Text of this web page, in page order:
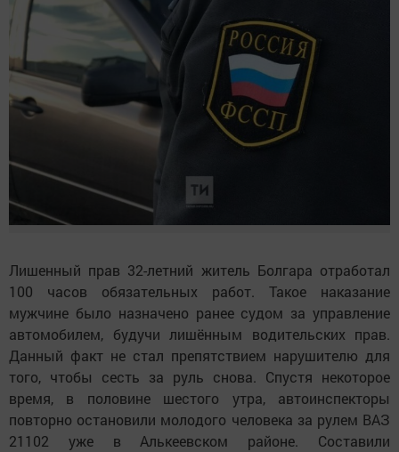
Лишенный прав 32-летний житель Болгара отработал
100 часов обязательных работ. Такое наказание
мужчине было назначено ранее судом за управление
автомобилем, будучи лишённым водительских прав.
Данный факт не стал препятствием нарушителю для
того, чтобы сесть за руль снова. Спустя некоторое
время, в половине шестого утра, автоинспекторы
повторно остановили молодого человека за рулем ВАЗ
21102 уже в Алькеевском районе. Составили